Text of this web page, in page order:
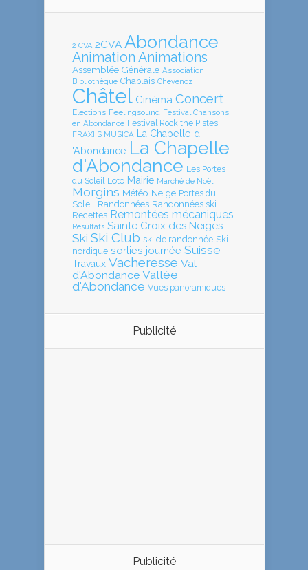
2 CVA 2CVA Abondance
Animation Animations
Assemblée Générale Association
Bibliothèque Chablais Chevenoz
Châtel Cinéma Concert
Elections Feelingsound Festival Chansons
en Abondance Festival Rock the Pistes
FRAXIIS MUSICA
La Chapelle d
'Abondance La Chapelle
d'Abondance Les Portes
du Soleil Loto Mairie Marché de Noël
Morgins Météo Neige Portes du
Soleil Randonnées Randonnées ski
Recettes Remontées mécaniques
Résultats Sainte Croix des Neiges
Ski Ski Club ski de randonnée Ski
nordique sorties journée Suisse
Travaux Vacheresse Val
d'Abondance Vallée
d'Abondance Vues panoramiques
Publicité
Publicité